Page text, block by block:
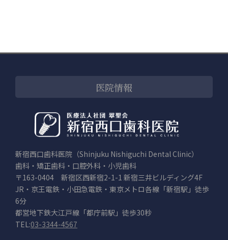
医院情報
新宿西口歯科医院（Shinjuku Nishiguchi Dental Clinic）
歯科・矯正歯科・口腔外科・小児歯科
〒163-0404 新宿区西新宿2-1-1 新宿三井ビルディング4F
JR・京王電鉄・小田急電鉄・東京メトロ各線「新宿駅」徒歩
6分
都営地下鉄大江戸線「都庁前駅」徒歩30秒
TEL:03-3344-4567